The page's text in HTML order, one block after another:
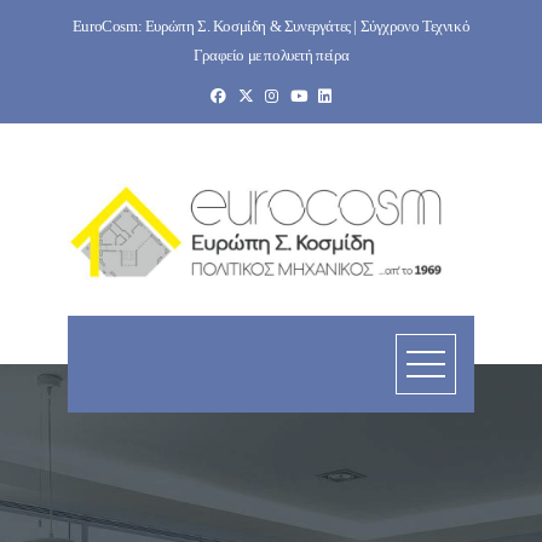
EuroCosm: Ευρώπη Σ. Κοσμίδη & Συνεργάτες | Σύγχρονο Τεχνικό
Γραφείο με πολυετή πείρα